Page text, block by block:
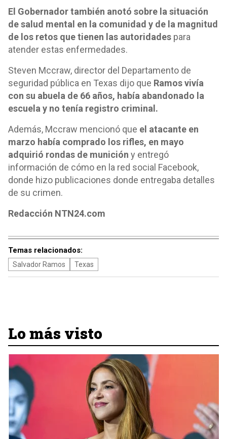
El Gobernador también anotó sobre la situación
de salud mental en la comunidad y de la magnitud
de los retos que tienen las autoridades para
atender estas enfermedades.
Steven Mccraw, director del Departamento de
seguridad pública en Texas dijo que Ramos vivía
con su abuela de 66 años, había abandonado la
escuela y no tenía registro criminal.
Además, Mccraw mencionó que el atacante en
marzo había comprado los rifles, en mayo
adquirió rondas de munición y entregó
información de cómo en la red social Facebook,
donde hizo publicaciones donde entregaba detalles
de su crimen.
Redacción NTN24.com
Temas relacionados:
Salvador Ramos Texas
Lo más visto